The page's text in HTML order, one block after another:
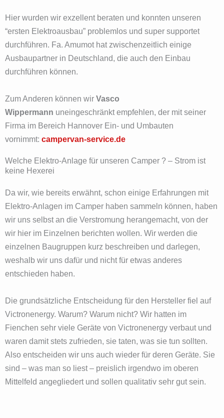
Hier wurden wir exzellent beraten und konnten unseren
“ersten Elektroausbau” problemlos und super supportet
durchführen. Fa. Amumot hat zwischenzeitlich einige
Ausbaupartner in Deutschland, die auch den Einbau
durchführen können.
Zum Anderen können wir Vasco
Wippermann uneingeschränkt empfehlen, der mit seiner
Firma im Bereich Hannover Ein- und Umbauten
vornimmt: campervan-service.de
Welche Elektro-Anlage für unseren Camper ? – Strom ist
keine Hexerei
Da wir, wie bereits erwähnt, schon einige Erfahrungen mit
Elektro-Anlagen im Camper haben sammeln können, haben
wir uns selbst an die Verstromung herangemacht, von der
wir hier im Einzelnen berichten wollen. Wir werden die
einzelnen Baugruppen kurz beschreiben und darlegen,
weshalb wir uns dafür und nicht für etwas anderes
entschieden haben.
Die grundsätzliche Entscheidung für den Hersteller fiel auf
Victronenergy. Warum? Warum nicht? Wir hatten im
Fienchen sehr viele Geräte von Victronenergy verbaut und
waren damit stets zufrieden, sie taten, was sie tun sollten.
Also entscheiden wir uns auch wieder für deren Geräte. Sie
sind – was man so liest – preislich irgendwo im oberen
Mittelfeld angegliedert und sollen qualitativ sehr gut sein.